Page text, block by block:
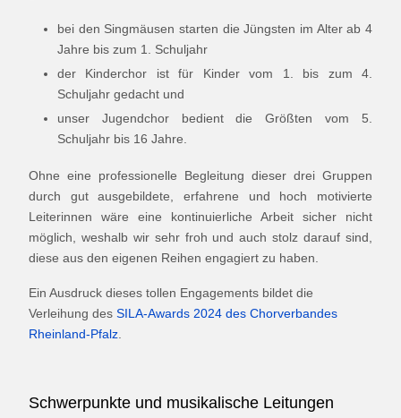
bei den Singmäusen starten die Jüngsten im Alter ab 4
Jahre bis zum 1. Schuljahr
der Kinderchor ist für Kinder vom 1. bis zum 4.
Schuljahr gedacht und
unser Jugendchor bedient die Größten vom 5.
Schuljahr bis 16 Jahre.
Ohne eine professionelle Begleitung dieser drei Gruppen
durch gut ausgebildete, erfahrene und hoch motivierte
Leiterinnen wäre eine kontinuierliche Arbeit sicher nicht
möglich, weshalb wir sehr froh und auch stolz darauf sind,
diese aus den eigenen Reihen engagiert zu haben.
Ein Ausdruck dieses tollen Engagements bildet die
Verleihung des SILA-Awards 2024 des Chorverbandes
Rheinland-Pfalz
Schwerpunkte und musikalische Leitungen